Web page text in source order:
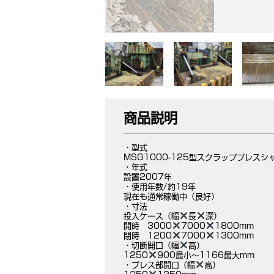
商品説明
・型式
MSG1000-125型スクラッププレスシ
・年式
設置2007年
・使用年数/約19年
現在も通常稼働中（良好）
・寸法
投入ケース（幅
長
深）
開時 3000
7000
1800mm
閉時 1200
7000
1300mm
・切断開口（幅
高）
1250
900最小〜1166最大mm
・プレス部開口（幅
高）